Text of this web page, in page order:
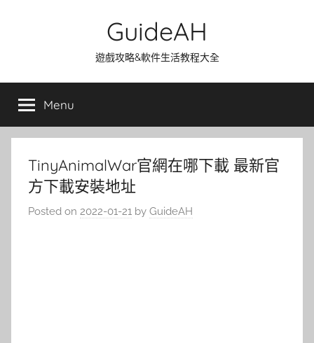
GuideAH
遊戲攻略&軟件生活教程大全
Menu
TinyAnimalWar官網在哪下載 最新官
方下載安裝地址
Posted on 2022-01-21 by GuideAH